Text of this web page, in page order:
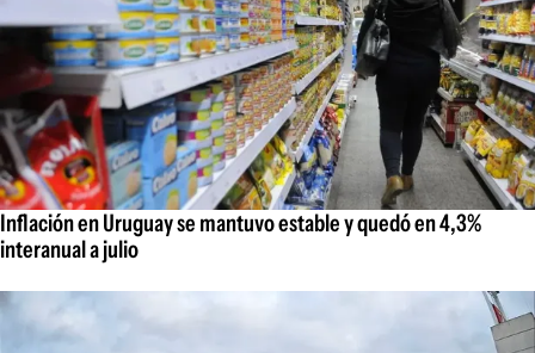
Inflación en Uruguay se mantuvo estable y quedó en 4,3%
interanual a julio